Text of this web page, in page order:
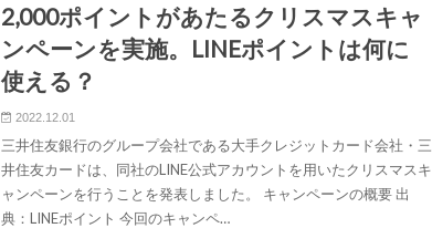
2,000ポイントがあたるクリスマスキャ
ンペーンを実施。LINEポイントは何に
使える？
2022.12.01
三井住友銀行のグループ会社である大手クレジットカード会社・三
井住友カードは、同社のLINE公式アカウントを用いたクリスマスキ
ャンペーンを行うことを発表しました。 キャンペーンの概要 出
典：LINEポイント 今回のキャンペ…